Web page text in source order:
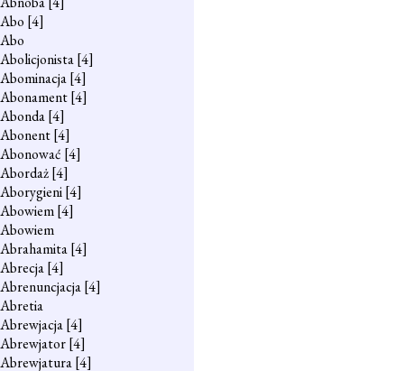
Abo [4]
Abo
Abolicjonista[4]
Abominacja[4]
Abonament[4]
Abonda[4]
Abonent[4]
Abonować [4]
Abordaż[4]
Aborygieni[4]
Abowiem[4]
Abowiem
Abrahamita[4]
Abrecja[4]
Abrenuncjacja[4]
Abretia
Abrewjacja[4]
Abrewjator[4]
Abrewjatura[4]